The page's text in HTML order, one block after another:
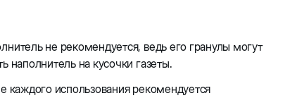
не рекомендуется, ведь его гранулы могут
наполнитель на кусочки газеты.
каждого использования рекомендуется